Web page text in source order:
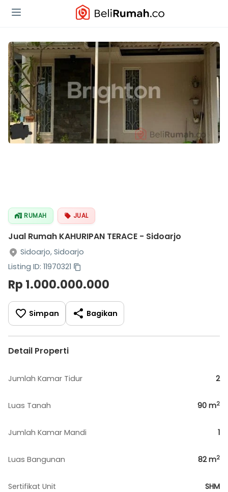
RUMAH JUAL
Jual Rumah KAHURIPAN TERACE - Sidoarjo
Sidoarjo, Sidoarjo
Listing ID: 11970321
Rp 1.000.000.000
Simpan Bagikan
Detail Properti
Jumlah Kamar Tidur 2
Luas Tanah 90 m2
Jumlah Kamar Mandi 1
Luas Bangunan 82m2
Sertifikat Unit SHM